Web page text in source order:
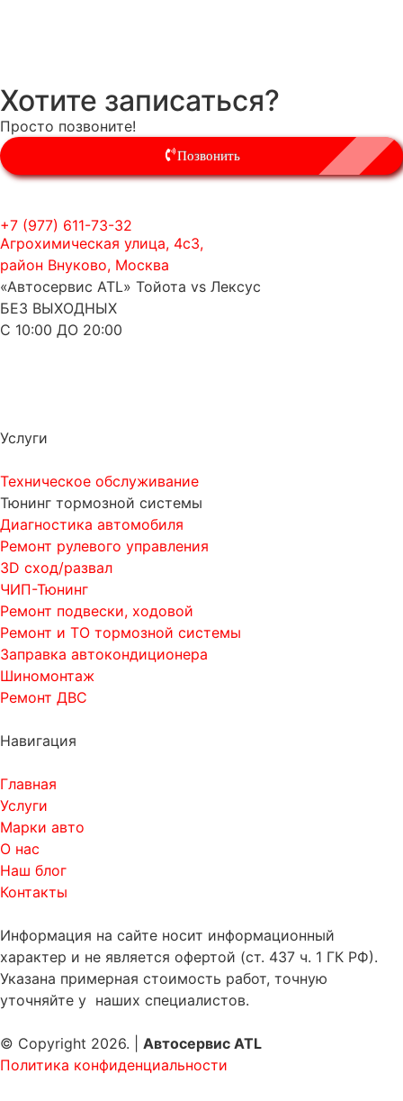
Хотите записаться?
Просто позвоните!
Позвонить
+7 (977) 611-73-32
Агрохимическая улица, 4с3,
район Внуково, Москва
«Автосервис ATL» Тойота vs Лексус
БЕЗ ВЫХОДНЫХ
С 10:00 ДО 20:00
Услуги
Техническое обслуживание
Тюнинг тормозной системы
Диагностика автомобиля
Ремонт рулевого управления
3D сход/развал
ЧИП-Тюнинг
Ремонт подвески, ходовой
Ремонт и ТО тормозной системы
Заправка автокондиционера
Шиномонтаж
Ремонт ДВС
Навигация
Главная
Услуги
Марки авто
О нас
Наш блог
Контакты
Информация на сайте носит информационный
характер и не является офертой (ст. 437 ч. 1 ГК РФ).
Указана примерная стоимость работ, точную
уточняйте у наших специалистов.
© Copyright 2026. | Автосервис ATL
Политика конфиденциальности